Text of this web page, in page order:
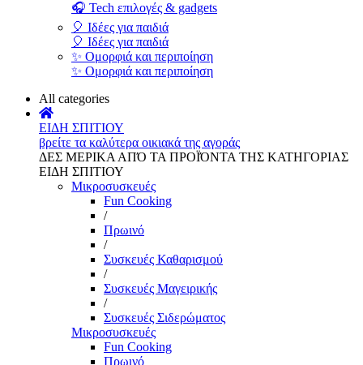
🎧 Tech επιλογές & gadgets
🎈 Ιδέες για παιδιά
🎈 Ιδέες για παιδιά
✨ Ομορφιά και περιποίηση
✨ Ομορφιά και περιποίηση
All categories
ΕΙΔΗ ΣΠΙΤΙΟΥ
βρείτε τα καλύτερα οικιακά της αγοράς
ΔΕΣ ΜΕΡΙΚΑ ΑΠΌ ΤΑ ΠΡΟΪΌΝΤΑ ΤΗΣ ΚΑΤΗΓΟΡΙΑΣ
ΕΙΔΗ ΣΠΙΤΙΟΥ
Μικροσυσκευές
Fun Cooking
/
Πρωινό
/
Συσκευές Καθαρισμού
/
Συσκευές Μαγειρικής
/
Συσκευές Σιδερώματος
Μικροσυσκευές
Fun Cooking
Πρωινό